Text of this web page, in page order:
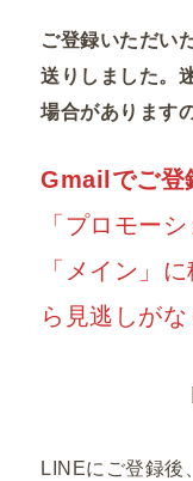
ご登録いただい
送りしました。
場合があります
Gmailでご登
「プロモー
「メイン」
ら見逃しがな
LINEにご登録後